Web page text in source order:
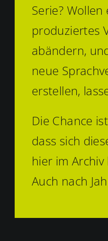
Serie?
produziertes
abändern,
neue
erstellen,
Die Chance
dass sich
hier im
Auch nach